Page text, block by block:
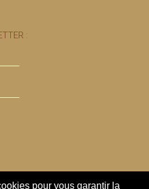
pour vous garantir la
: